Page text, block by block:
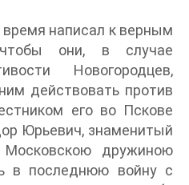
написал к верным
они, в случае
Новогородцев,
действовать против
его во Пскове
Юрьевич, знаменитый
дружиною
в последнюю войну с